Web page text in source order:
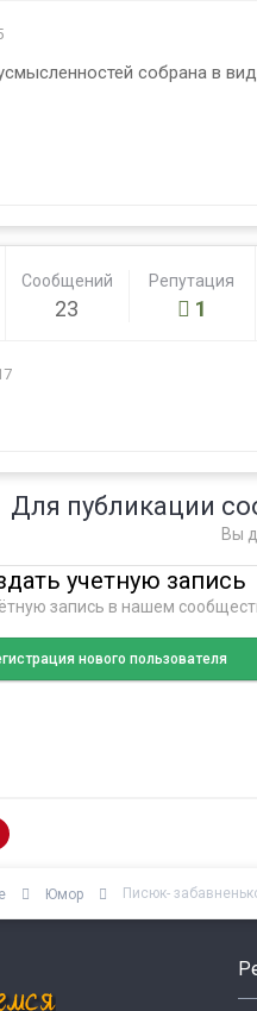
собрана в
Сообщений
23
Репутация
1
Для публикации
Вы
учетную запись
запись в нашем
нового пользователя
Юмор Писюк-